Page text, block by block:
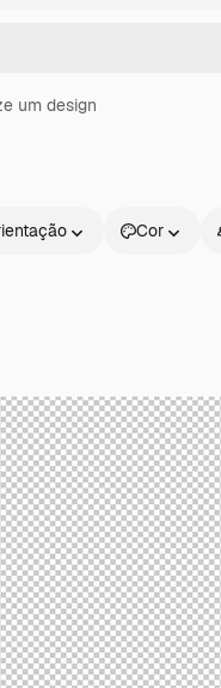
um design
Cor
IA
Começar
Academy
Documentação
Atendimento
Termos e
condições